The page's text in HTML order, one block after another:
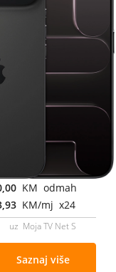
KM odmah
KM/mj x24
uz Moja TV Net S
Saznaj više